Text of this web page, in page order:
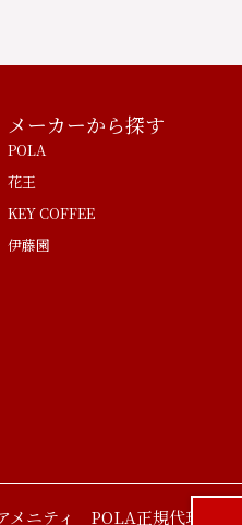
メーカーから探す
POLA
花王
KEY COFFEE
伊藤園
ニティ POLA正規代理店